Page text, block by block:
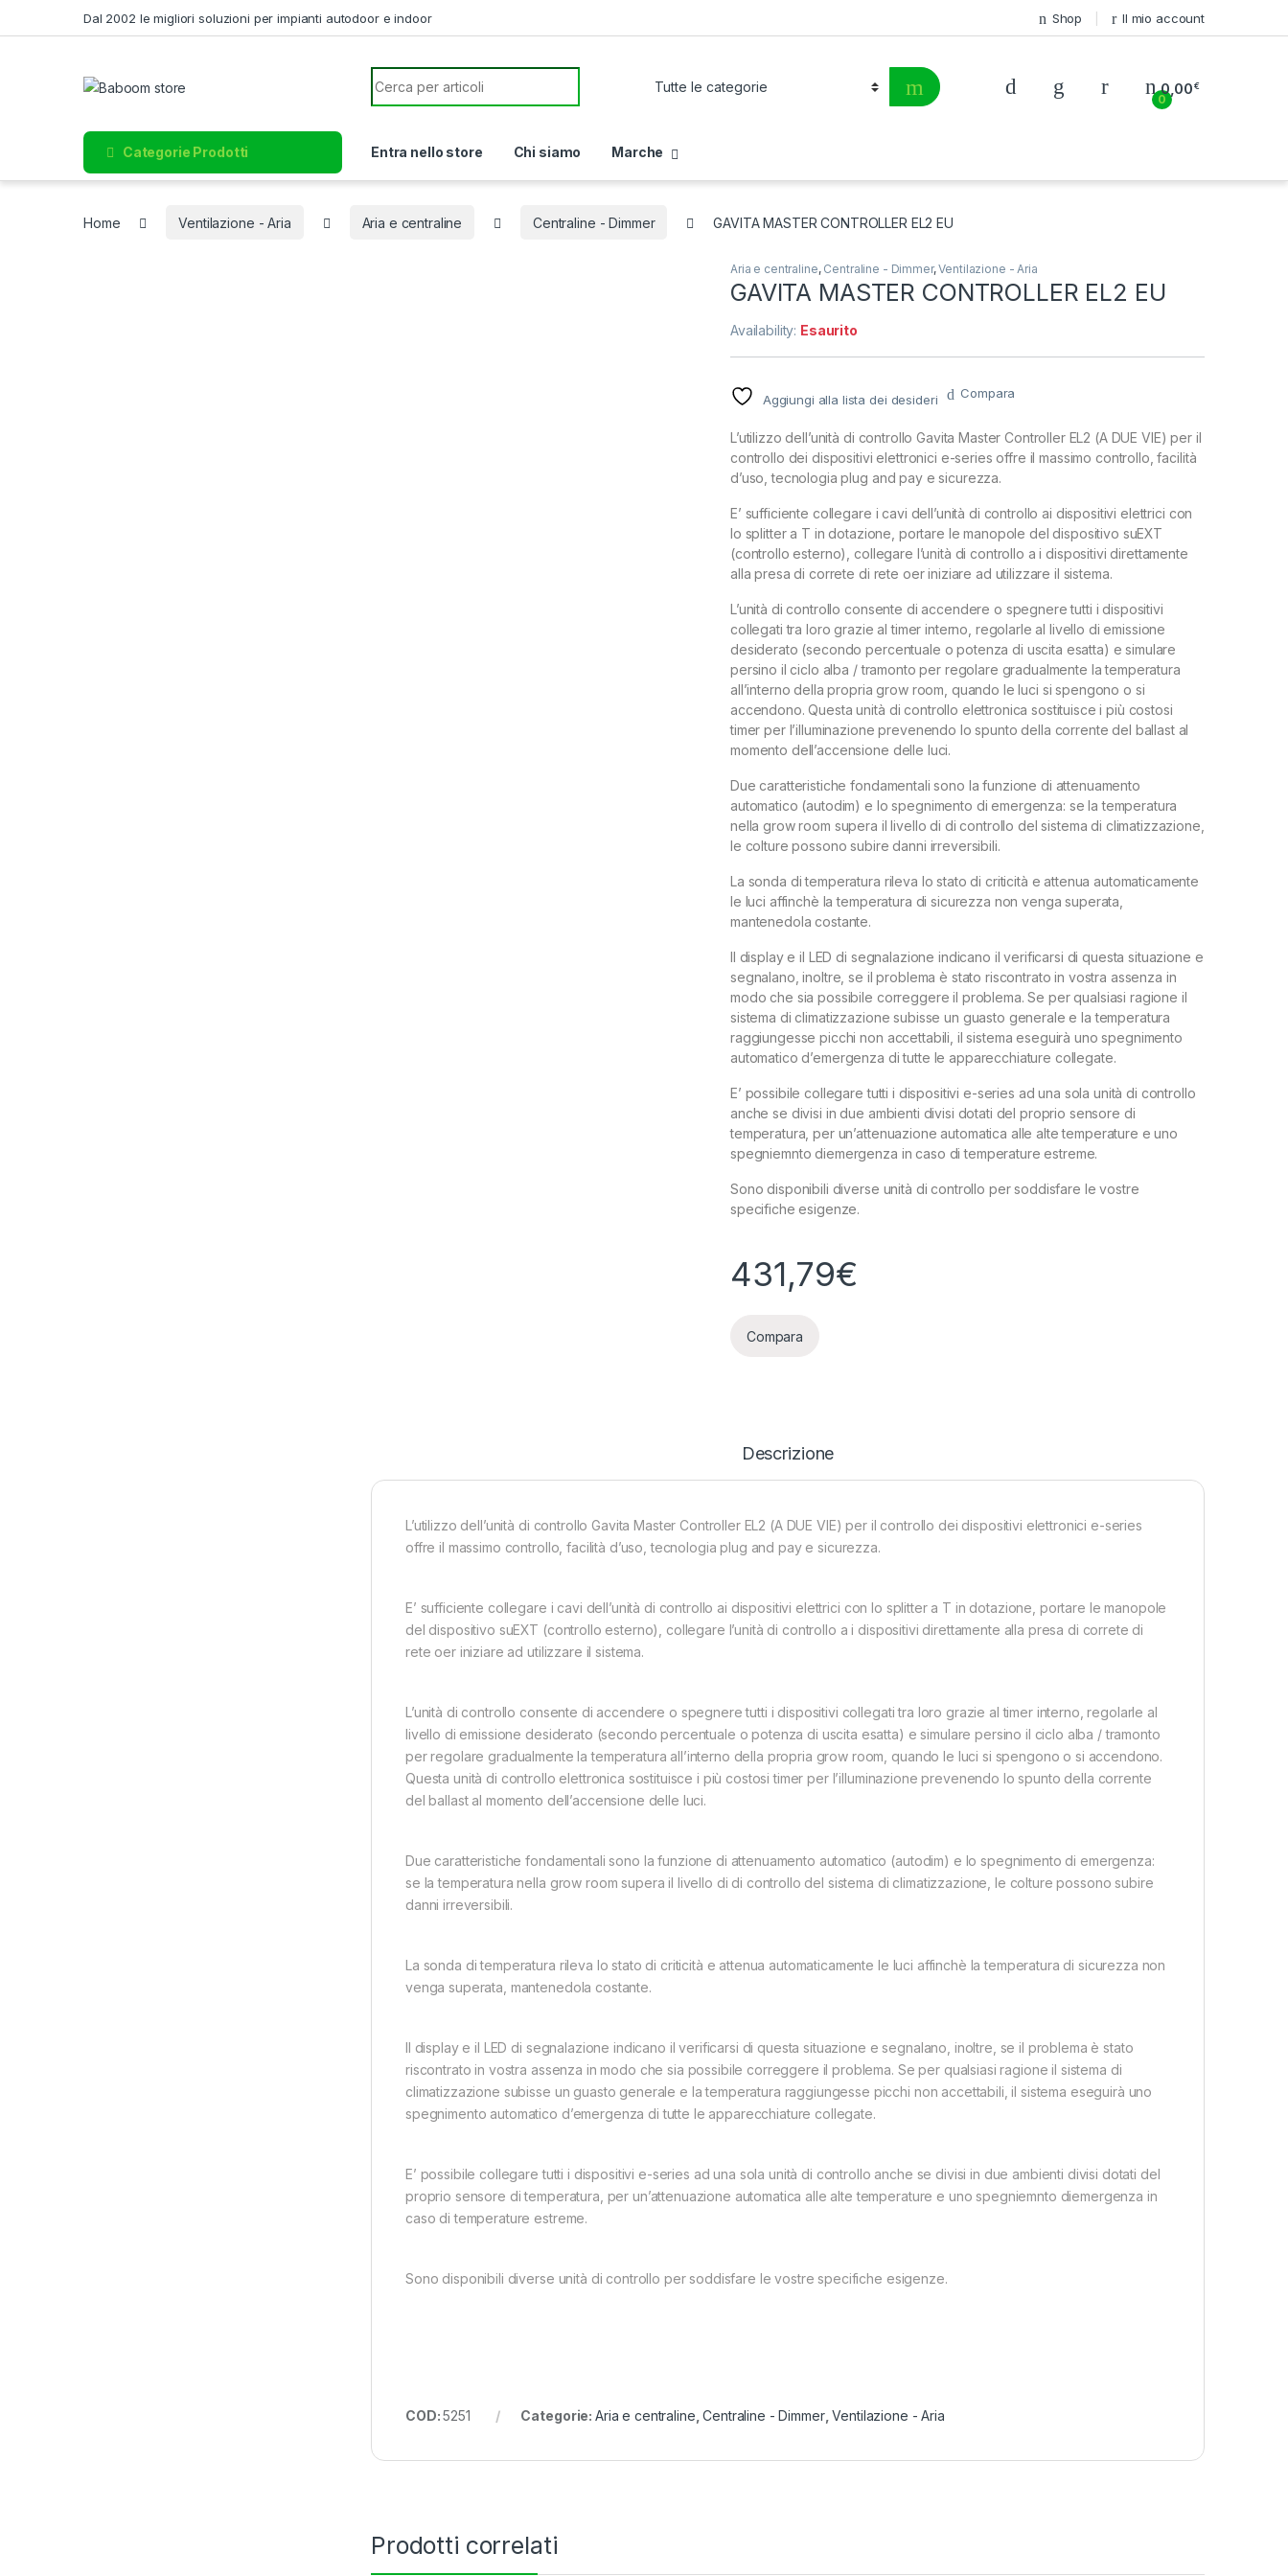
Dal 2002 le migliori soluzioni per impianti autodoor e indoor Shop Il mio account
Search for:
0
0,00€
Categorie Prodotti Entra nello store Chi siamo Marche
Home Ventilazione - Aria Aria e centraline Centraline - Dimmer GAVITA MASTER CONTROLLER EL2 EU
Aria e centraline, Centraline - Dimmer,Ventilazione - Aria
GAVITA MASTER CONTROLLER EL2 EU
Availability: Esaurito
Aggiungi alla lista dei desideri Compara
L’utilizzo dell’unità di controllo Gavita Master Controller EL2 (A DUE VIE) per il
controllo dei dispositivi elettronici e-series offre il massimo controllo, facilità
d’uso, tecnologia plug and pay e sicurezza.
E’ sufficiente collegare i cavi dell’unità di controllo ai dispositivi elettrici con
lo splitter a T in dotazione, portare le manopole del dispositivo suEXT
(controllo esterno), collegare l’unità di controllo a i dispositivi direttamente
alla presa di correte di rete oer iniziare ad utilizzare il sistema.
L’unità di controllo consente di accendere o spegnere tutti i dispositivi
collegati tra loro grazie al timer interno, regolarle al livello di emissione
desiderato (secondo percentuale o potenza di uscita esatta) e simulare
persino il ciclo alba / tramonto per regolare gradualmente la temperatura
all’interno della propria grow room, quando le luci si spengono o si
accendono. Questa unità di controllo elettronica sostituisce i più costosi
timer per l’illuminazione prevenendo lo spunto della corrente del ballast al
momento dell’accensione delle luci.
Due caratteristiche fondamentali sono la funzione di attenuamento
automatico (autodim) e lo spegnimento di emergenza: se la temperatura
nella grow room supera il livello di di controllo del sistema di climatizzazione,
le colture possono subire danni irreversibili.
La sonda di temperatura rileva lo stato di criticità e attenua automaticamente
le luci affinchè la temperatura di sicurezza non venga superata,
mantenedola costante.
Il display e il LED di segnalazione indicano il verificarsi di questa situazione e
segnalano, inoltre, se il problema è stato riscontrato in vostra assenza in
modo che sia possibile correggere il problema. Se per qualsiasi ragione il
sistema di climatizzazione subisse un guasto generale e la temperatura
raggiungesse picchi non accettabili, il sistema eseguirà uno spegnimento
automatico d’emergenza di tutte le apparecchiature collegate.
E’ possibile collegare tutti i dispositivi e-series ad una sola unità di controllo
anche se divisi in due ambienti divisi dotati del proprio sensore di
temperatura, per un’attenuazione automatica alle alte temperature e uno
spegniemnto diemergenza in caso di temperature estreme.
Sono disponibili diverse unità di controllo per soddisfare le vostre
specifiche esigenze.
431,79€
Compara
Descrizione
L’utilizzo dell’unità di controllo Gavita Master Controller EL2 (A DUE VIE) per il controllo dei dispositivi elettronici e-series
offre il massimo controllo, facilità d’uso, tecnologia plug and pay e sicurezza.
E’ sufficiente collegare i cavi dell’unità di controllo ai dispositivi elettrici con lo splitter a T in dotazione, portare le manopole
del dispositivo suEXT (controllo esterno), collegare l’unità di controllo a i dispositivi direttamente alla presa di correte di
rete oer iniziare ad utilizzare il sistema.
L’unità di controllo consente di accendere o spegnere tutti i dispositivi collegati tra loro grazie al timer interno, regolarle al
livello di emissione desiderato (secondo percentuale o potenza di uscita esatta) e simulare persino il ciclo alba / tramonto
per regolare gradualmente la temperatura all’interno della propria grow room, quando le luci si spengono o si accendono.
Questa unità di controllo elettronica sostituisce i più costosi timer per l’illuminazione prevenendo lo spunto della corrente
del ballast al momento dell’accensione delle luci.
Due caratteristiche fondamentali sono la funzione di attenuamento automatico (autodim) e lo spegnimento di emergenza:
se la temperatura nella grow room supera il livello di di controllo del sistema di climatizzazione, le colture possono subire
danni irreversibili.
La sonda di temperatura rileva lo stato di criticità e attenua automaticamente le luci affinchè la temperatura di sicurezza non
venga superata, mantenedola costante.
Il display e il LED di segnalazione indicano il verificarsi di questa situazione e segnalano, inoltre, se il problema è stato
riscontrato in vostra assenza in modo che sia possibile correggere il problema. Se per qualsiasi ragione il sistema di
climatizzazione subisse un guasto generale e la temperatura raggiungesse picchi non accettabili, il sistema eseguirà uno
spegnimento automatico d’emergenza di tutte le apparecchiature collegate.
E’ possibile collegare tutti i dispositivi e-series ad una sola unità di controllo anche se divisi in due ambienti divisi dotati del
proprio sensore di temperatura, per un’attenuazione automatica alle alte temperature e uno spegniemnto diemergenza in
caso di temperature estreme.
Sono disponibili diverse unità di controllo per soddisfare le vostre specifiche esigenze.
COD:5251 Categorie: Aria e centraline ,Centraline - Dimmer,Ventilazione - Aria
Prodotti correlati